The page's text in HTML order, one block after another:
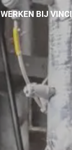
WERKEN BIJ